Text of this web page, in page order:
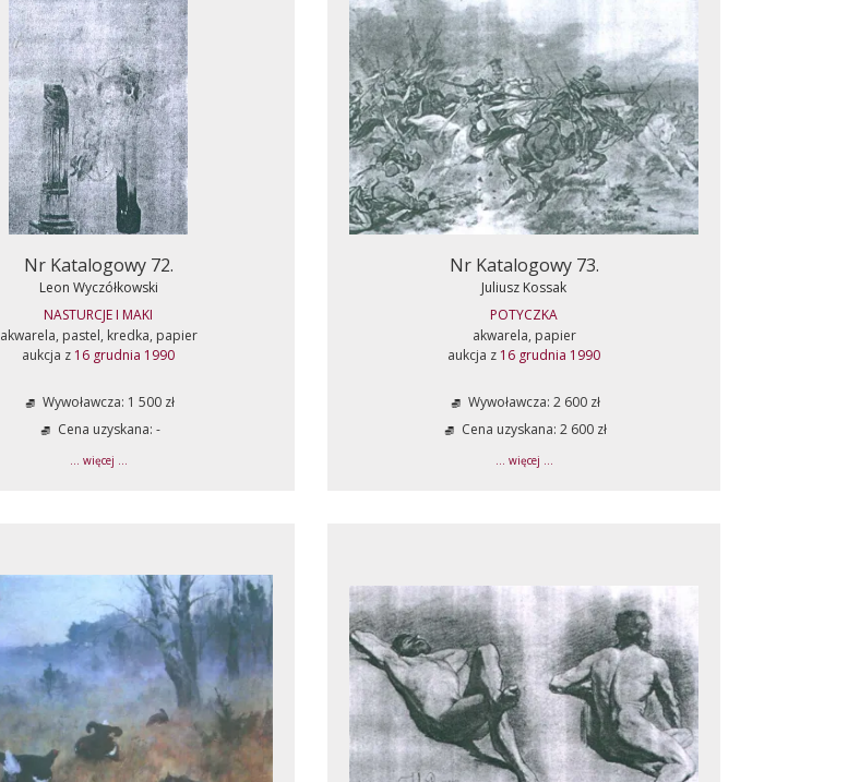
Nr Katalogowy 72.
Leon Wyczółkowski
NASTURCJE I MAKI
akwarela, pastel, kredka, papier
aukcja z 16 grudnia 1990
Wywoławcza: 1 500 zł
Cena uzyskana: -
... więcej ...
Nr Katalogowy 73.
Juliusz Kossak
POTYCZKA
akwarela, papier
aukcja z 16 grudnia 1990
Wywoławcza: 2 600 zł
Cena uzyskana: 2 600 zł
... więcej ...